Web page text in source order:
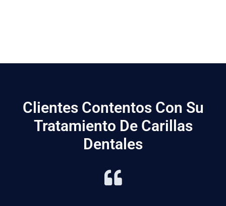
Clientes Contentos Con Su
Tratamiento De Carillas
Dentales